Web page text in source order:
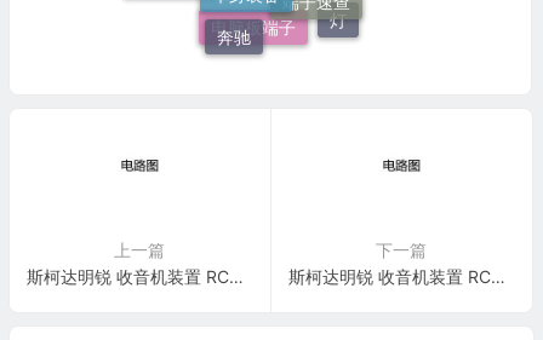
奔驰
电脑板端子
灯
上一篇
斯柯达明锐 收音机装置 RCD 510 电路图
下一篇
斯柯达明锐 收音机装置 RCN 110 电路图